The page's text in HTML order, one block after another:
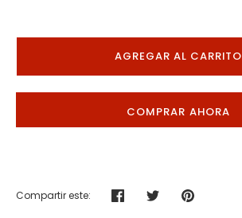
AGREGAR AL CARRITO
COMPRAR AHORA
Compartir este: CompartirTuitearHacer